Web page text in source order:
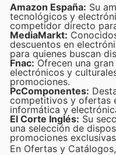
Amazon España: Su
tecnológicos y
competidor directo
MediaMarkt:
descuentos en
para quienes buscan
Fnac: Ofrecen una
electrónicos y
promociones.
PcComponentes:
competitivos y ofertas
informática y
El Corte Inglés: Su
una selección de
promociones
En Ofertas y